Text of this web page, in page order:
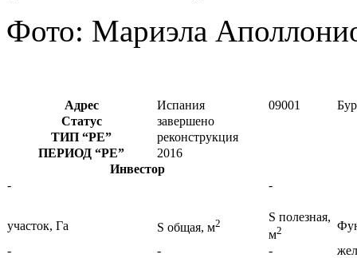
Фото: Мариэла
Адрес Испания 09001
Статус
завершено
ТИП “РЕ”
реконструкция
ПЕРИОД “РЕ”
2016
Инвестор
-
-
участок, Га S общая, м2
S полезная,
м2
-
- -